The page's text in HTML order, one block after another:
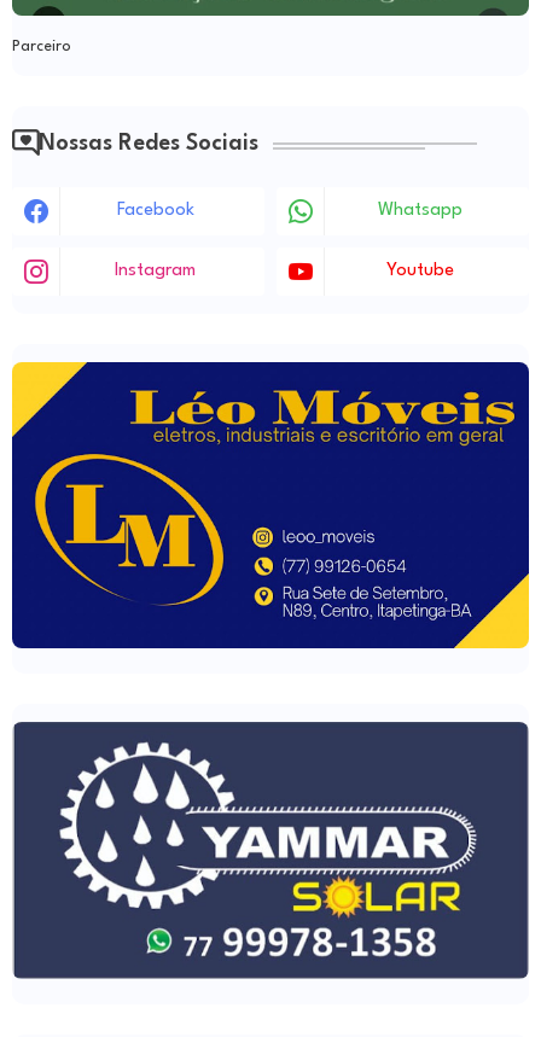
Parceiro
Nossas Redes Sociais
Facebook Whatsapp
Instagram Youtube